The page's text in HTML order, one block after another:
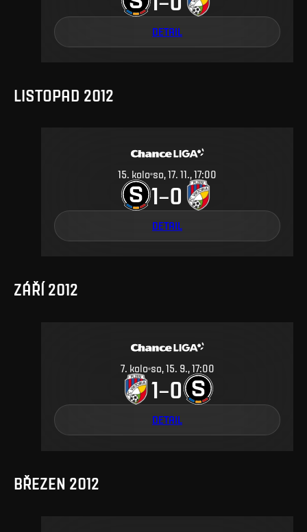
DETAIL
LISTOPAD 2012
15. kolo so, 17. 11., 17:00
1–0
DETAIL
ZÁŘÍ 2012
7. kolo so, 15. 9., 17:00
1–0
DETAIL
BŘEZEN 2012